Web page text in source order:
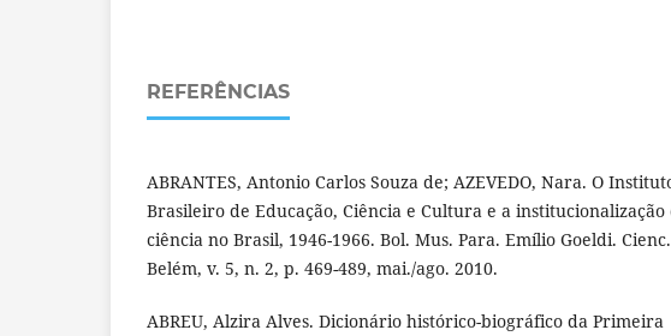
REFERÊNCIAS
ABRANTES, Antonio Carlos Souza de; AZEVEDO, Nara. O
Brasileiro de Educação, Ciência e Cultura e a institucionalização
ciência no Brasil, 1946-1966. Bol. Mus. Para. Emílio Goeldi.
Belém, v. 5, n. 2, p. 469-489, mai./ago. 2010.
ABREU, Alzira Alves. Dicionário histórico-biográfico da Primeira